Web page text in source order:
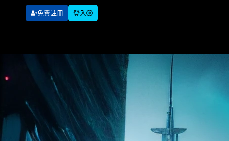
免費註冊 登入